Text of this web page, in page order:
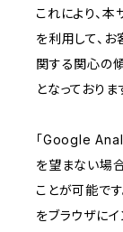
これにより、
を利用して、
関する関心の
となっておりま
「Google
を望まない場
ことが可能で
をブラウザに